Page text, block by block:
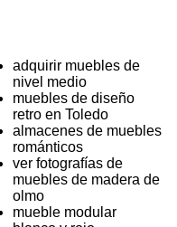
adquirir muebles de
nivel medio
muebles de diseño
retro en Toledo
almacenes de muebles
románticos
ver fotografías de
muebles de madera de
olmo
mueble modular